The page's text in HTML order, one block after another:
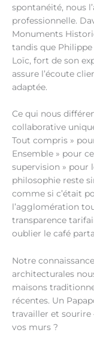
spontanéité, nous
professionnelle.
Monuments
tandis que
Loïc, fort de son
assure l’écoute
adaptée.
Ce qui nous
collaborative
Tout compris »
Ensemble » pour
supervision » pour
philosophie reste
comme si c’était
l’agglomération
transparence
oublier le café
Notre
architecturales
maisons
récentes. Un
travailler et
vos murs ?